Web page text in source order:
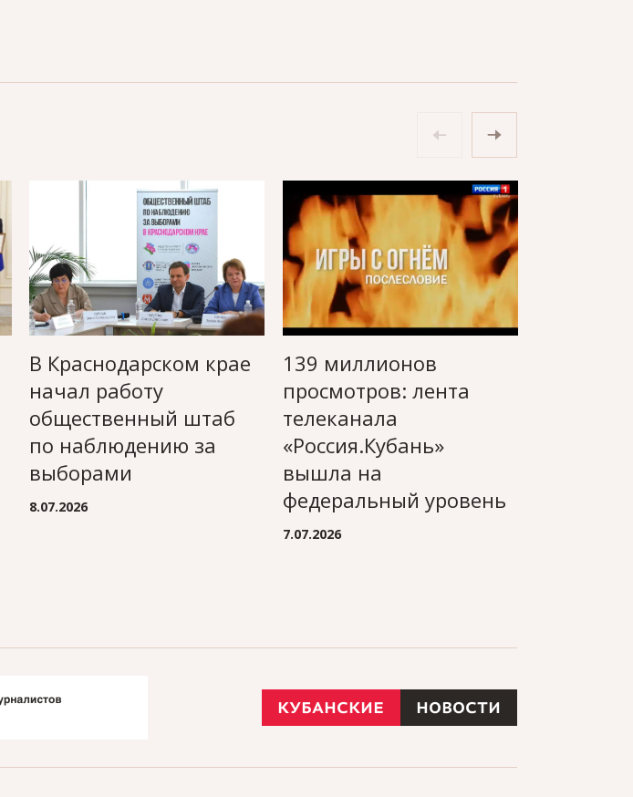
В Краснодарском крае
начал работу
общественный штаб
по наблюдению за
выборами
8.07.2026
139 миллионов
просмотров: лента
телеканала
«Россия.Кубань»
вышла на
федеральный уровень
7.07.2026